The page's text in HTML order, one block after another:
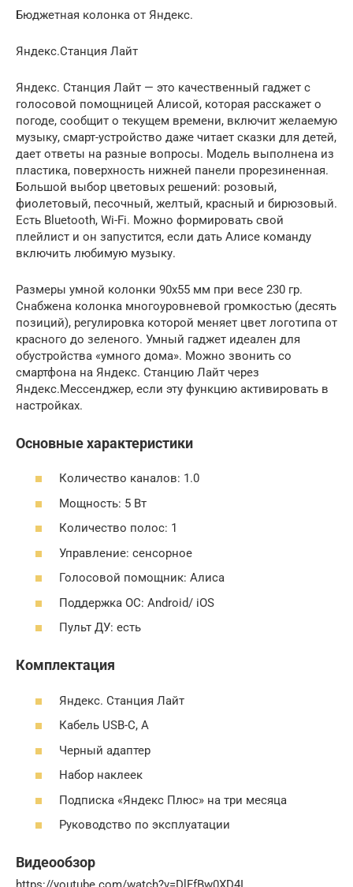
Бюджетная колонка от Яндекс.
Яндекс.Станция Лайт
Яндекс. Станция Лайт — это качественный гаджет с
голосовой помощницей Алисой, которая расскажет о
погоде, сообщит о текущем времени, включит желаемую
музыку, смарт-устройство даже читает сказки для детей,
дает ответы на разные вопросы. Модель выполнена из
пластика, поверхность нижней панели прорезиненная.
Большой выбор цветовых решений: розовый,
фиолетовый, песочный, желтый, красный и бирюзовый.
Есть Bluetooth, Wi-Fi. Можно формировать свой
плейлист и он запустится, если дать Алисе команду
включить любимую музыку.
Размеры умной колонки 90х55 мм при весе 230 гр.
Снабжена колонка многоуровневой громкостью (десять
позиций), регулировка которой меняет цвет логотипа от
красного до зеленого. Умный гаджет идеален для
обустройства «умного дома». Можно звонить со
смартфона на Яндекс. Станцию Лайт через
Яндекс.Мессенджер, если эту функцию активировать в
настройках.
Основные характеристики
Количество каналов: 1.0
Мощность: 5 Вт
Количество полос: 1
Управление: сенсорное
Голосовой помощник: Алиса
Поддержка ОС: Android/ iOS
Пульт ДУ: есть
Комплектация
Яндекс. Станция Лайт
Кабель USB-C, А
Черный адаптер
Набор наклеек
Подписка «Яндекс Плюс» на три месяца
Руководство по эксплуатации
Видеообзор